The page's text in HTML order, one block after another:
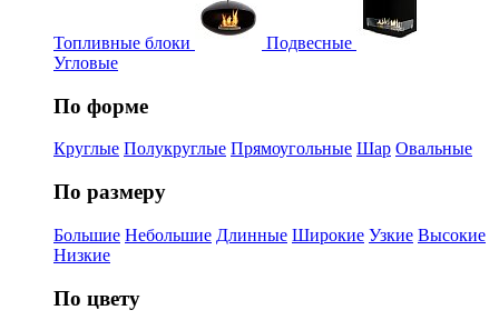
Топливные блоки
Подвесные
Угловые
По форме
Круглые Полукруглые Прямоугольные Шар Овальные
По размеру
Большие Небольшие Длинные Широкие Узкие Высокие
Низкие
По цвету